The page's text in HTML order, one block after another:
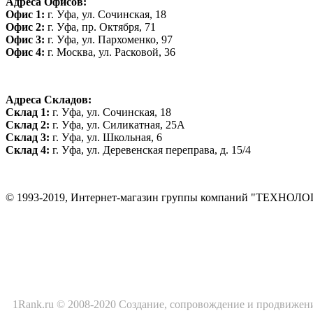
Офис 1: г. Уфа, ул. Сочинская, 18
Офис 2: г. Уфа, пр. Октября, 71
Офис 3: г. Уфа, ул. Пархоменко, 97
Офис 4: г. Москва, ул. Расковой, 36
Адреса Складов:
Склад 1: г. Уфа, ул. Сочинская, 18
Склад 2: г. Уфа, ул. Силикатная, 25А
Склад 3: г. Уфа, ул. Школьная, 6
Склад 4: г. Уфа, ул. Деревенская переправа, д. 15/4
© 1993-2019, Интернет-магазин группы компаний
1Rank.ru © 2008-2020 Создание, сопровождение и